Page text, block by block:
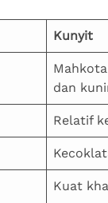
Kunyit
dan
Relatif
Kuat